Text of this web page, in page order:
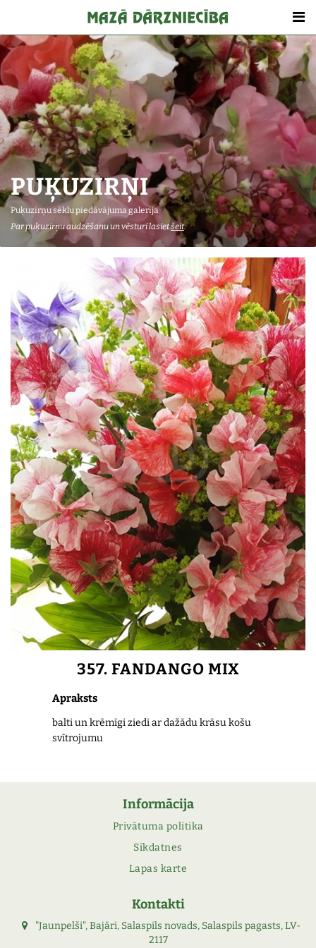
PUĶUZIRŅI
Puķuzirņu sēklu piedāvājuma galerija
Par puķuzirņu audzēšanu un vēsturi lasietšeit.
357. FANDANGO MIX
Apraksts
balti un krēmīgi ziedi ar dažādu krāsu košu
svītrojumu
Informācija
Privātuma politika
Sīkdatnes
Lapas karte
Kontakti
"Jaunpelši", Bajāri, Salaspils novads, Salaspils pagasts, LV-
2117